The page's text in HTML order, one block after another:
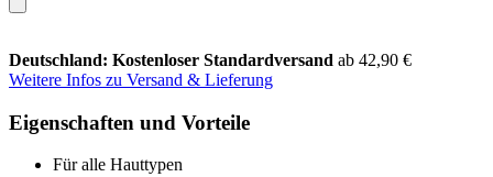
Deutschland: Kostenloser Standardversand ab 42,90 €
Weitere Infos zu Versand & Lieferung
Eigenschaften und Vorteile
Für alle Hauttypen